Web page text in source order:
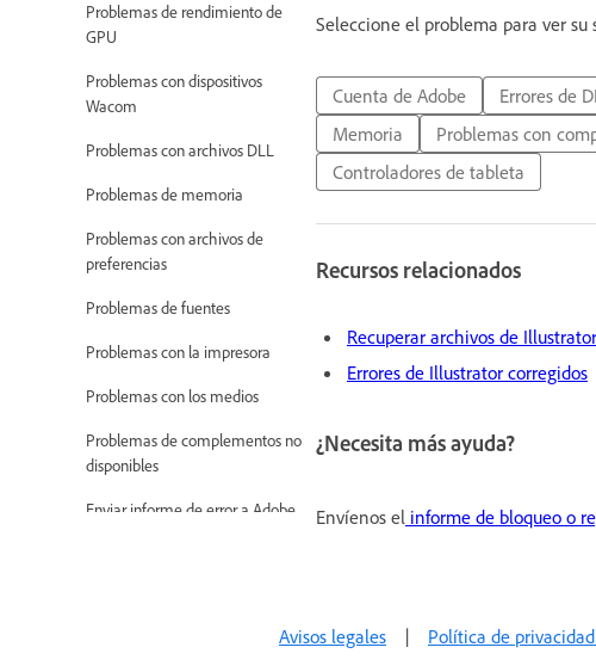
Problemas de rendimiento de
GPU
Problemas con dispositivos
Wacom
Problemas con archivos DLL
Problemas de memoria
Problemas con archivos de
preferencias
Problemas de fuentes
Problemas con la impresora
Problemas con los medios
Problemas de complementos no
disponibles
Enviar informe de error a Adobe
Seleccione el problema para ver su
Cuenta de Adobe Errores de
Memoria
Problemas con
Controladores de tableta
Recursos relacionados
Recuperar archivos de
Errores de Illustrator corregidos
¿Necesita más ayuda?
Envíenos el informe de bloqueo o
Avisos legales | Política de